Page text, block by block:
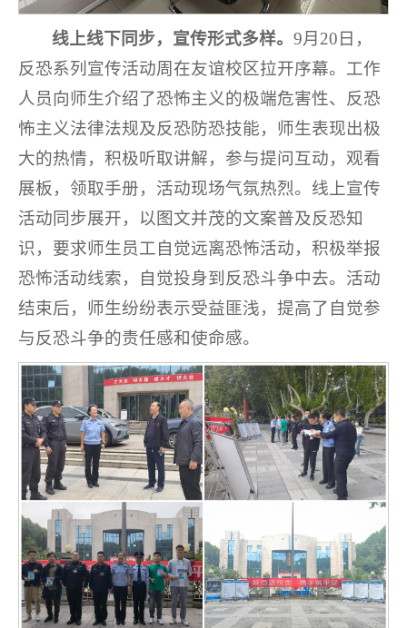
线上线下同步， 宣传形式多样。9月20日，
反恐系列宣传活动周在友谊校区拉开序幕。工作
人员向师生介绍了恐怖主义的极端危害性、反恐
怖主义法律法规及反恐防恐技能，师生表现出极
大的热情，积极听取讲解，参与提问互动，观看
展板，领取手册，活动现场气氛热烈。线上宣传
活动同步展开，以图文并茂的文案普及反恐知
识，要求师生员工自觉远离恐怖活动，积极举报
恐怖活动线索，自觉投身到反恐斗争中去。活动
结束后，师生纷纷表示受益匪浅，提高了自觉参
与反恐斗争的责任感和使命感。